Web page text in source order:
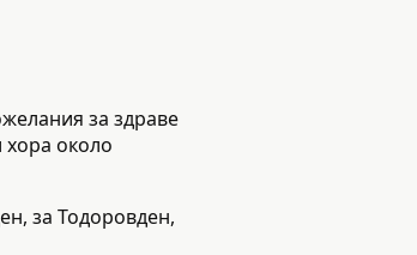
за здраве
хора около
за Тодоровден,